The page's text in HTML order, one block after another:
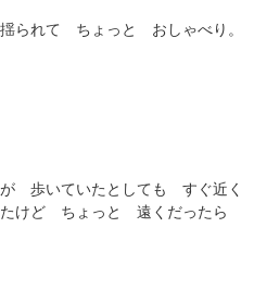
られて ちょっと おしゃべり。
歩いていたとしても すぐ近く
たけど ちょっと 遠くだったら